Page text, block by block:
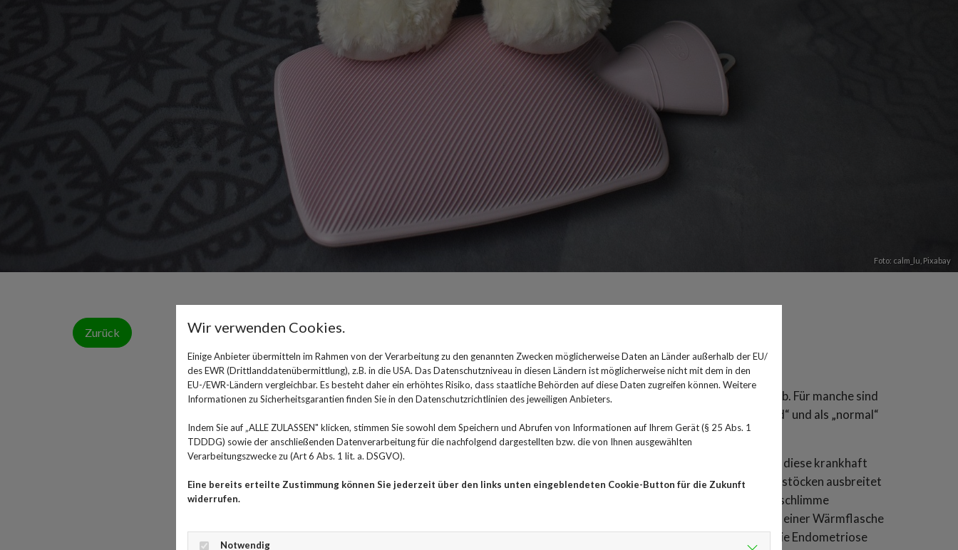
Foto: calm_lu, Pixabay
Zurück
20. September 2023
Viele Frauen haben während der Periode mäßige bis starke Schmerzen im Unterleib. Für manche sind
diese Schmerzen jedoch kaum auszuhalten, was lange als „zum Frau-sein gehörend“ und als „normal“
angesehen wurde. Nun haben die Beschwerden einen Namen: Endometriose.
Der Name leitet sich vom „Endometrium“, der Gebärmutterschleimhaut, ab. Wenn diese krankhaft
auch außerhalb der Gebärmutter wuchert und sich im Beckenraum und an den Eierstöcken ausbreitet
und dort - gesteuert von den weiblichen Hormonen - regelmäßig blutet, kann das schlimme
Schmerzen verursachen. Sogar Darm und Lunge können davon betroffen sein. Mit einer Wärmflasche
und entkrampfenden Mitteln ist es dann nicht mehr getan. In einigen Fällen kann die Endometriose
Wir verwenden Cookies.
Einige Anbieter übermitteln im Rahmen von der Verarbeitung zu den genannten Zwecken möglicherweise Daten an Länder außerhalb der EU/
des EWR (Drittlanddatenübermittlung), z.B. in die USA. Das Datenschutzniveau in diesen Ländern ist möglicherweise nicht mit dem in den
EU-/EWR-Ländern vergleichbar. Es besteht daher ein erhöhtes Risiko, dass staatliche Behörden auf diese Daten zugreifen können. Weitere
Informationen zu Sicherheitsgarantien finden Sie in den Datenschutzrichtlinien des jeweiligen Anbieters.
Indem Sie auf „ALLE ZULASSEN" klicken, stimmen Sie sowohl dem Speichern und Abrufen von Informationen auf Ihrem Gerät (§ 25 Abs. 1
TDDDG) sowie der anschließenden Datenverarbeitung für die nachfolgend dargestellten bzw. die von Ihnen ausgewählten
Verarbeitungszwecke zu (Art 6 Abs. 1 lit. a. DSGVO).
Eine bereits erteilte Zustimmung können Sie jederzeit über den links unten eingeblendeten Cookie-Button für die Zukunft
widerrufen.
Notwendig